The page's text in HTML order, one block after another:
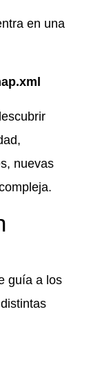
en una
nuevas
guía a los